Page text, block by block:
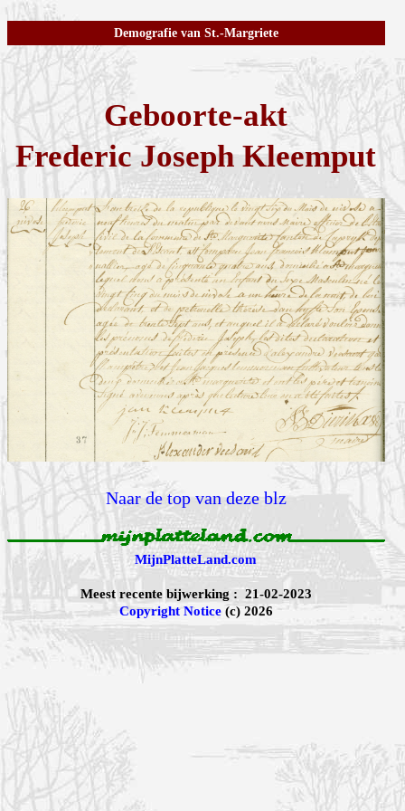
Demografie van St.-Margriete
Geboorte-akt
Frederic Joseph Kleemput
Naar de top van deze blz
MijnPlatteLand.com
Meest recente bijwerking : 21-02-2023
Copyright Notice(c) 2026